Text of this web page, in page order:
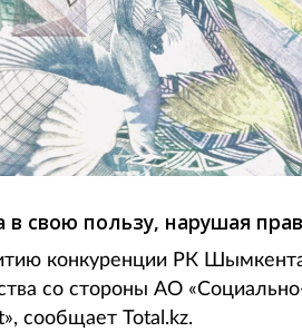
свою пользу, нарушая
конкуренции РК
со стороны АО
сообщает Total.kz.